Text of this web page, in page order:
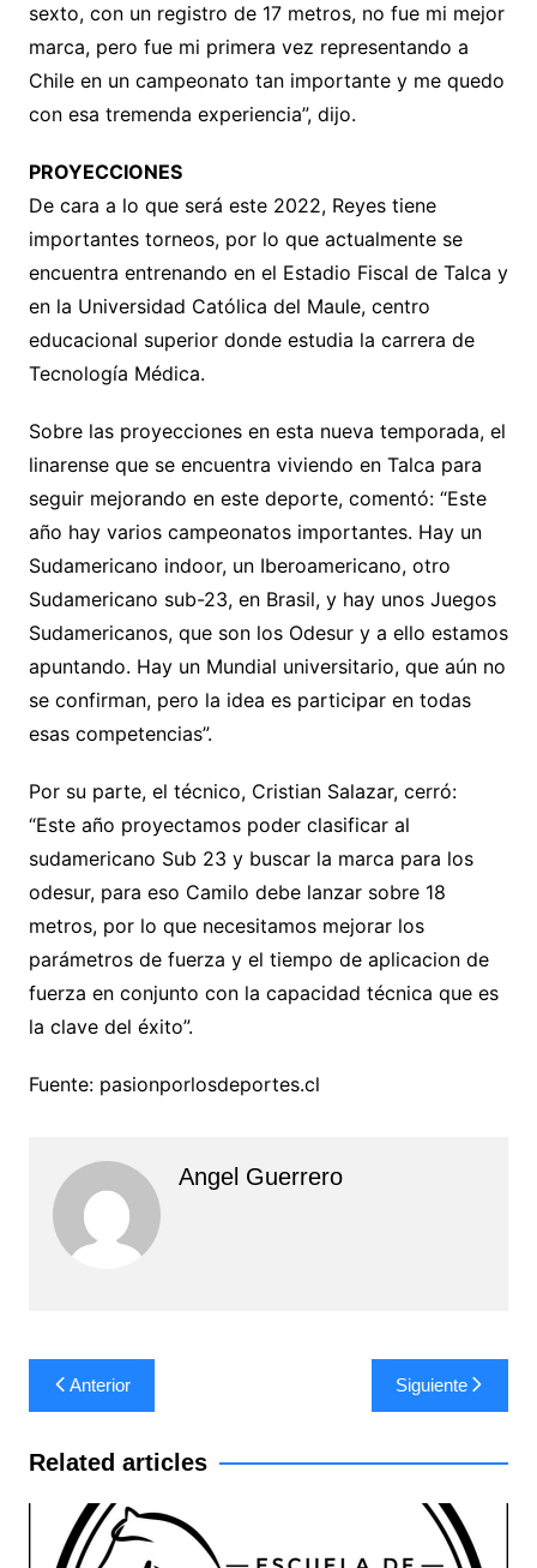
sexto, con un registro de 17 metros, no fue mi mejor
marca, pero fue mi primera vez representando a
Chile en un campeonato tan importante y me quedo
con esa tremenda experiencia”, dijo.
PROYECCIONES
De cara a lo que será este 2022, Reyes tiene
importantes torneos, por lo que actualmente se
encuentra entrenando en el Estadio Fiscal de Talca y
en la Universidad Católica del Maule, centro
educacional superior donde estudia la carrera de
Tecnología Médica.
Sobre las proyecciones en esta nueva temporada, el
linarense que se encuentra viviendo en Talca para
seguir mejorando en este deporte, comentó: “Este
año hay varios campeonatos importantes. Hay un
Sudamericano indoor, un Iberoamericano, otro
Sudamericano sub-23, en Brasil, y hay unos Juegos
Sudamericanos, que son los Odesur y a ello estamos
apuntando. Hay un Mundial universitario, que aún no
se confirman, pero la idea es participar en todas
esas competencias”.
Por su parte, el técnico, Cristian Salazar, cerró:
“Este año proyectamos poder clasificar al
sudamericano Sub 23 y buscar la marca para los
odesur, para eso Camilo debe lanzar sobre 18
metros, por lo que necesitamos mejorar los
parámetros de fuerza y el tiempo de aplicacion de
fuerza en conjunto con la capacidad técnica que es
la clave del éxito”.
Fuente: pasionporlosdeportes.cl
Angel Guerrero
Navegación
de
entradas
Anterior Siguiente
Related articles